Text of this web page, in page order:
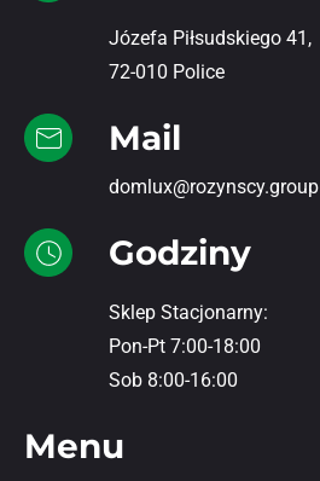
Józefa Piłsudskiego 41,
72-010 Police
Mail
domlux@rozynscy.group
Godziny
Sklep Stacjonarny:
Pon-Pt 7:00-18:00
Sob 8:00-16:00
Menu